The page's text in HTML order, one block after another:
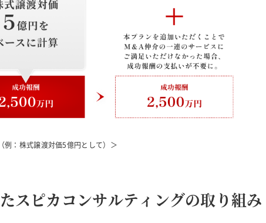
例：株式譲渡対価5億円として）＞
スピカコンサルティングの取り組み